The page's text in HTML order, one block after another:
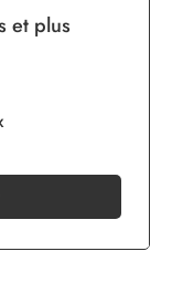
et plus